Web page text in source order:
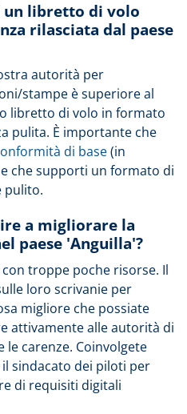
un libretto di volo
rilasciata dal paese
autorità per
stampe è superiore al
libretto di volo in formato
pulita. È importante che
di base(in
e che supporti un formato di
pulito.
a migliorare la
paese 'Anguilla'?
troppe poche risorse. Il
loro scrivanie per
migliore che possiate
attivamente alle autorità di
le carenze. Coinvolgete
il sindacato dei piloti per
di requisiti digitali